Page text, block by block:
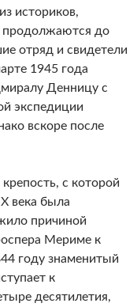
историков,
продолжаются до
отряд и свидетели
1945 года
Денницу с
экспедиции
вскоре после
с которой
века была
причиной
Мериме к
году знаменитый
к
десятилетия,